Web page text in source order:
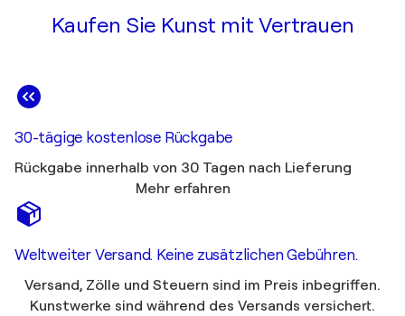
Kaufen Sie Kunst mit Vertrauen
30-tägige kostenlose Rückgabe
Rückgabe innerhalb von 30 Tagen nach Lieferung
Mehr erfahren
Weltweiter Versand. Keine zusätzlichen Gebühren.
Versand, Zölle und Steuern sind im Preis inbegriffen.
Kunstwerke sind während des Versands versichert.